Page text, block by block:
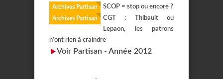
Archives Partisan SCOP = stop ou encore ?
Archives Partisan
CGT : Thibault ou
Lepaon, les patrons
n’ont rien à craindre
Voir Partisan - Année 2012